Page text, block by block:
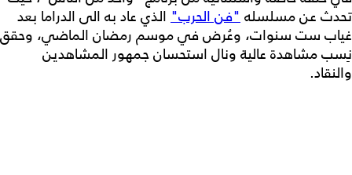
تحدث عن مسلسله"فن الحرب" الذي عاد به الى الدراما بعد
غياب ست سنوات، وعُرض في موسم رمضان الماضي، وحقق
نِسب مشاهدة عالية ونال استحسان جمهور المشاهدين
والنقاد.